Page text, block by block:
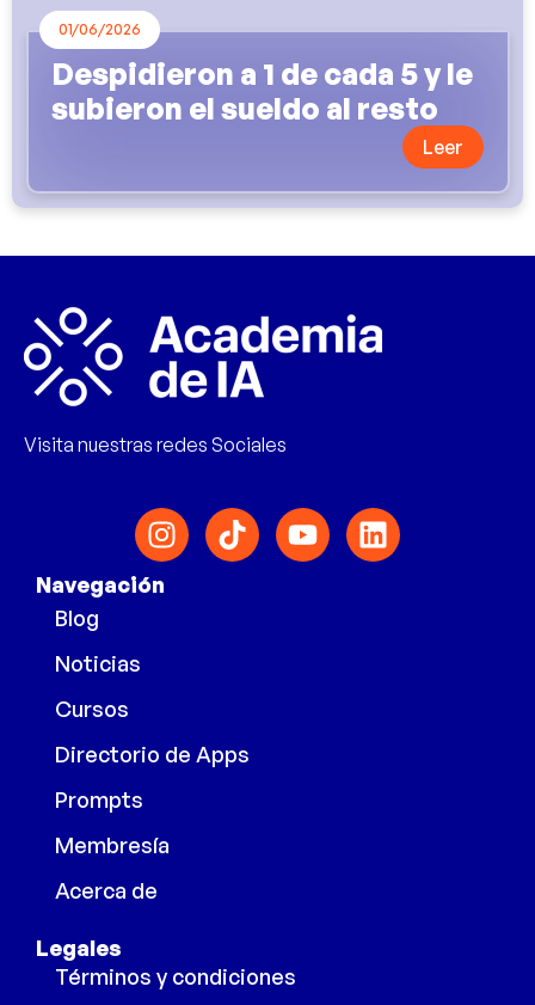
01/06/2026
Despidieron a 1 de cada 5 y le
subieron el sueldo al resto
Leer
Visita nuestras redes Sociales
Navegación
Blog
Noticias
Cursos
Directorio de Apps
Prompts
Membresía
Acerca de
Legales
Términos y condiciones